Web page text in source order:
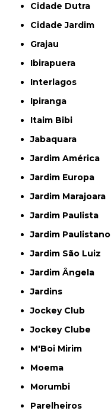
Cidade Dutra
Cidade Jardim
Grajau
Ibirapuera
Interlagos
Ipiranga
Itaim Bibi
Jabaquara
Jardim América
Jardim Europa
Jardim Marajoara
Jardim Paulista
Jardim Paulistano
Jardim São Luiz
Jardim Ângela
Jardins
Jockey Club
Jockey Clube
M'Boi Mirim
Moema
Morumbi
Parelheiros